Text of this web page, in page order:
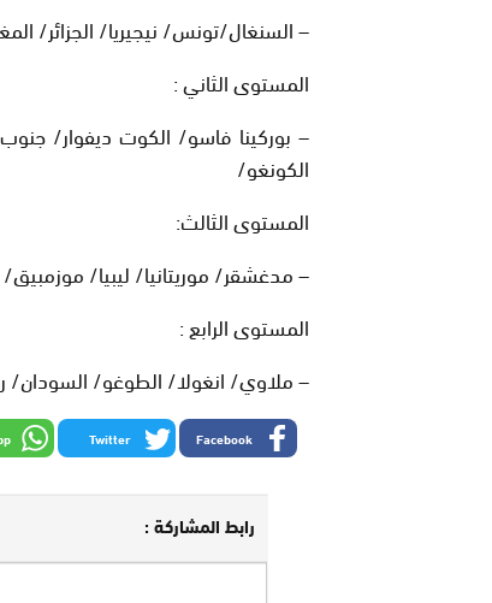
– السنغال/تونس/ نيجيريا/ الجزائر/
المستوى الثاني :
– بوركينا فاسو/ الكوت ديفوار/ جنوب
الكونغو/
المستوى الثالث:
– مدغشقر/ موريتانيا/ ليبيا/ موزمبيق/
المستوى الرابع :
– ملاوي/ انغولا/ الطوغو/ السودان/
Facebook
Twitter
رابط المشاركة :